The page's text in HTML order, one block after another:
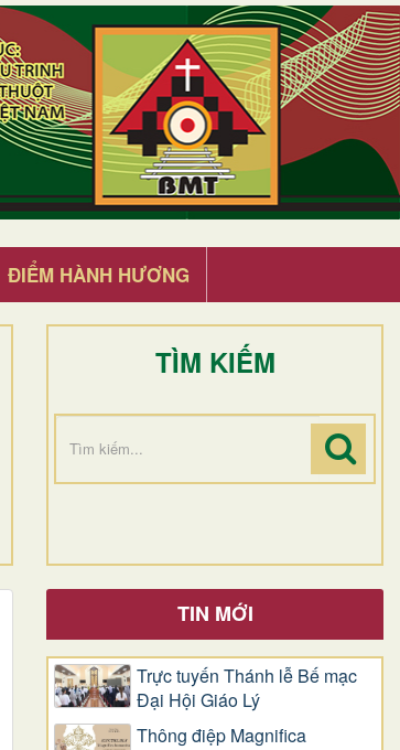
ĐIỂM HÀNH HƯƠNG
TÌM KIẾM
TIN MỚI
Trực tuyến Thánh lễ Bế mạc
Đại Hội Giáo Lý
Thông điệp Magnifica